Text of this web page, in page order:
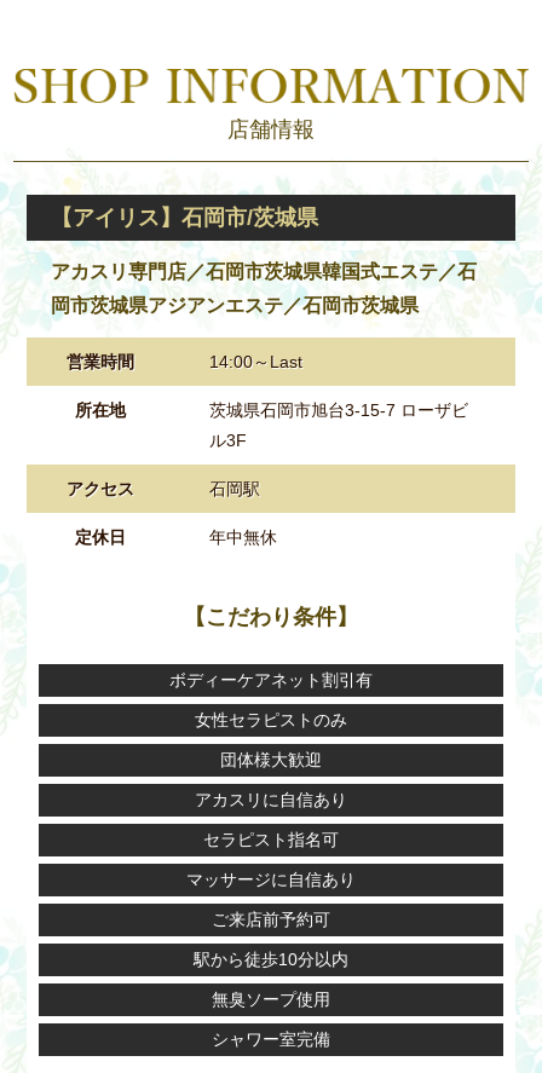
店舗情報
【アイリス】石岡市/茨城県
アカスリ専門店／石岡市茨城県韓国式エステ／石
岡市茨城県アジアンエステ／石岡市茨城県
営業時間 14:00～Last
所在地
茨城県石岡市旭台3-15-7 ローザビ
ル3F
アクセス 石岡駅
定休日 年中無休
【こだわり条件】
ボディーケアネット割引有
女性セラピストのみ
団体様大歓迎
アカスリに自信あり
セラピスト指名可
マッサージに自信あり
ご来店前予約可
駅から徒歩10分以内
無臭ソープ使用
シャワー室完備